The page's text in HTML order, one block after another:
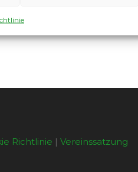
Richtlinie |Vereinssatzung